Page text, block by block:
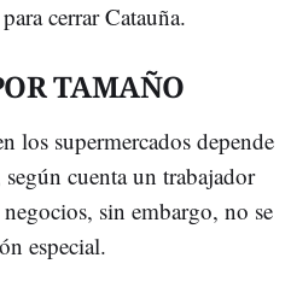
cerrar Catauña.
TAMAÑO
los supermercados depende
cuenta un trabajador
sin embargo, no se
especial.